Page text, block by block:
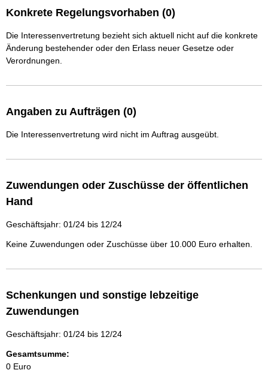
Konkrete Regelungsvorhaben (0)
Die Interessenvertretung bezieht sich aktuell nicht auf die konkrete
Änderung bestehender oder den Erlass neuer Gesetze oder
Verordnungen.
Angaben zu Aufträgen (0)
Die Interessenvertretung wird nicht im Auftrag ausgeübt.
Zuwendungen oder Zuschüsse der öffentlichen
Hand
Geschäftsjahr: 01/24 bis 12/24
Keine Zuwendungen oder Zuschüsse über 10.000 Euro erhalten.
Schenkungen und sonstige lebzeitige
Zuwendungen
Geschäftsjahr: 01/24 bis 12/24
Gesamtsumme:
0 Euro